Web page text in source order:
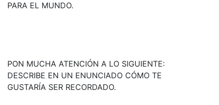
PARA EL MUNDO.
PON MUCHA ATENCIÓN A LO SIGUIENTE:
DESCRIBE EN UN ENUNCIADO CÓMO TE
GUSTARÍA SER RECORDADO.